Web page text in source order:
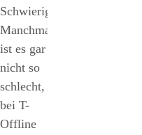
Schwierigkeiten.
Manchmal
ist es gar
nicht so
schlecht,
bei T-
Offline